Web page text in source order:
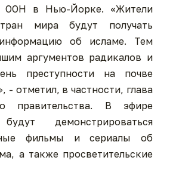
ООН в Нью-Йорке. «Жители
мира будут получать
об исламе. Тем
аргументов радикалов и
преступности на почве
- отметил, в частности, глава
правительства. В эфире
демонстрироваться
фильмы и сериалы об
а также просветительские